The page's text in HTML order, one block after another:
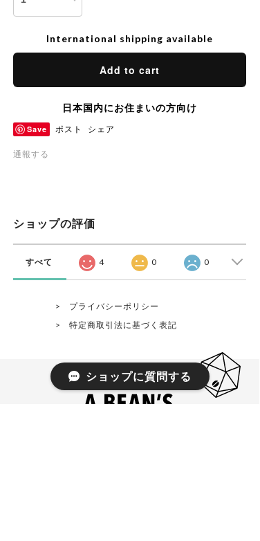
International shipping available
Add to cart
日本国内にお住まいの方向け
Save ポスト シェア
通報する
ショップの評価
すべて 4 0 0
プライバシーポリシー
特定商取引法に基づく表記
ショップに質問する